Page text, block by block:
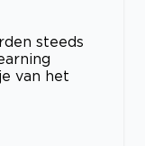
steeds
van het